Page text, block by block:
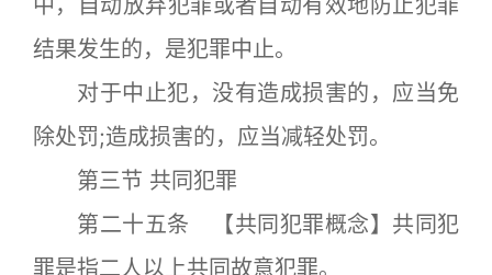
中，自动放弃犯罪或者自动有效地防止犯罪
结果发生的，是犯罪中止。
对于中止犯，没有造成损害的，应当免
除处罚;造成损害的，应当减轻处罚。
第三节 共同犯罪
第二十五条 【共同犯罪概念】共同犯
罪是指二人以上共同故意犯罪。